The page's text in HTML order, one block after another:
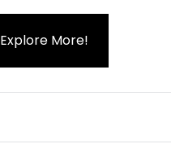
Explore More!